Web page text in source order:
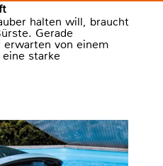
halten will, braucht
Gerade
erwarten von einem
starke